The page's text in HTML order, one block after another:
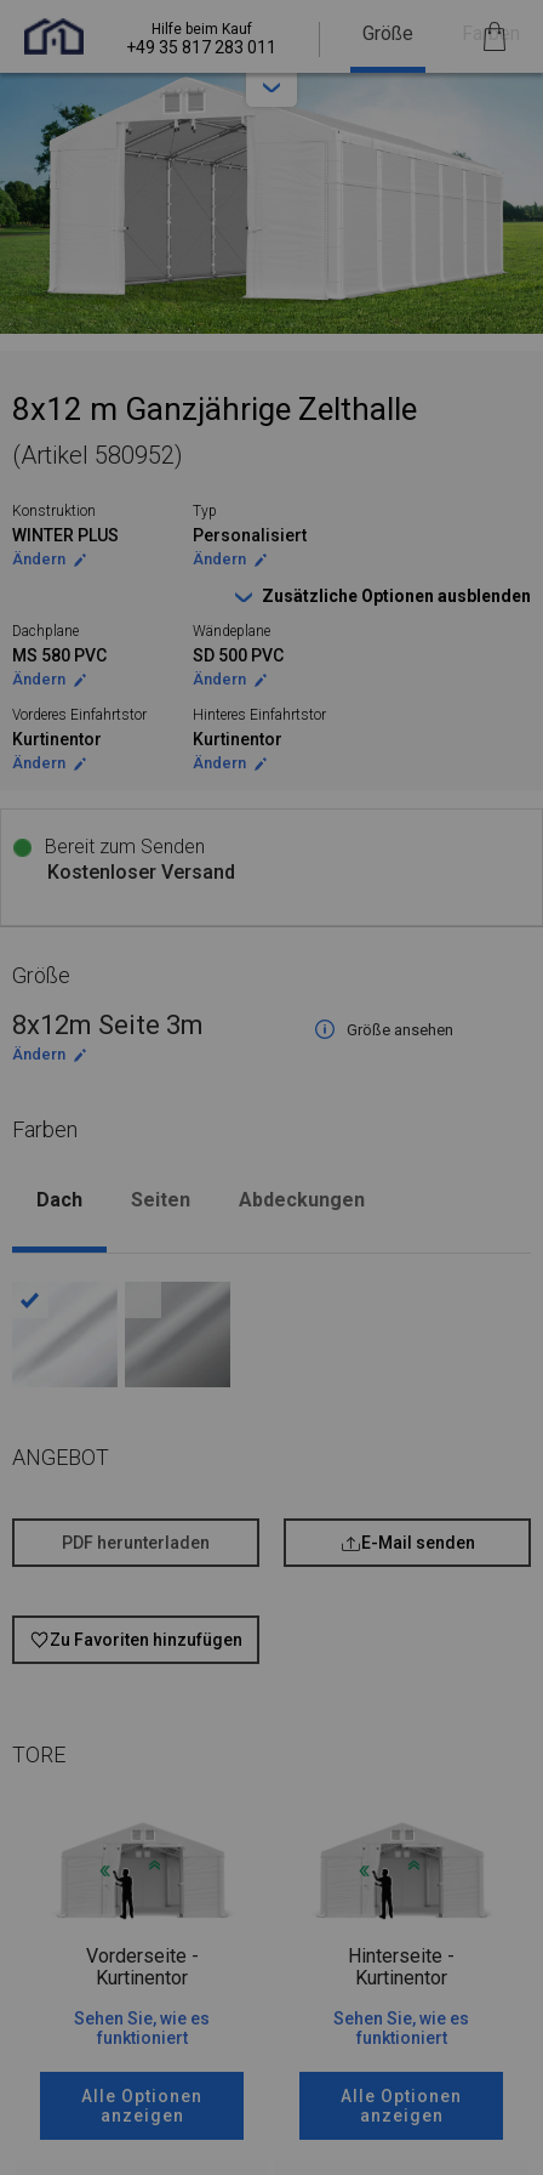
Hilfe beim Kauf
+49 35 817 283 011
Größe Farben
8x12 m Ganzjährige Zelthalle
(Artikel 580952)
Konstruktion
WINTER PLUS
Ändern
Typ
Personalisiert
Ändern
Zusätzliche Optionen ausblenden
Dachplane
MS 580 PVC
Ändern
Wändeplane
SD 500 PVC
Ändern
Vorderes Einfahrtstor
Kurtinentor
Ändern
Hinteres Einfahrtstor
Kurtinentor
Ändern
Bereit zum Senden
Kostenloser Versand
Größe
8x12m Seite 3m
Größe ansehen
Ändern
Farben
Dach Seiten Abdeckungen
ANGEBOT
PDF herunterladen E-Mail senden
Zu Favoriten hinzufügen
TORE
Vorderseite -
Kurtinentor
Sehen Sie, wie es
funktioniert
Alle Optionen
anzeigen
Hinterseite -
Kurtinentor
Sehen Sie, wie es
funktioniert
Alle Optionen
anzeigen